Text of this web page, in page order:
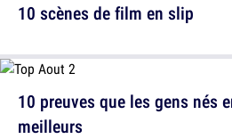
10 scènes de film en slip
10 preuves que les gens nés
meilleurs